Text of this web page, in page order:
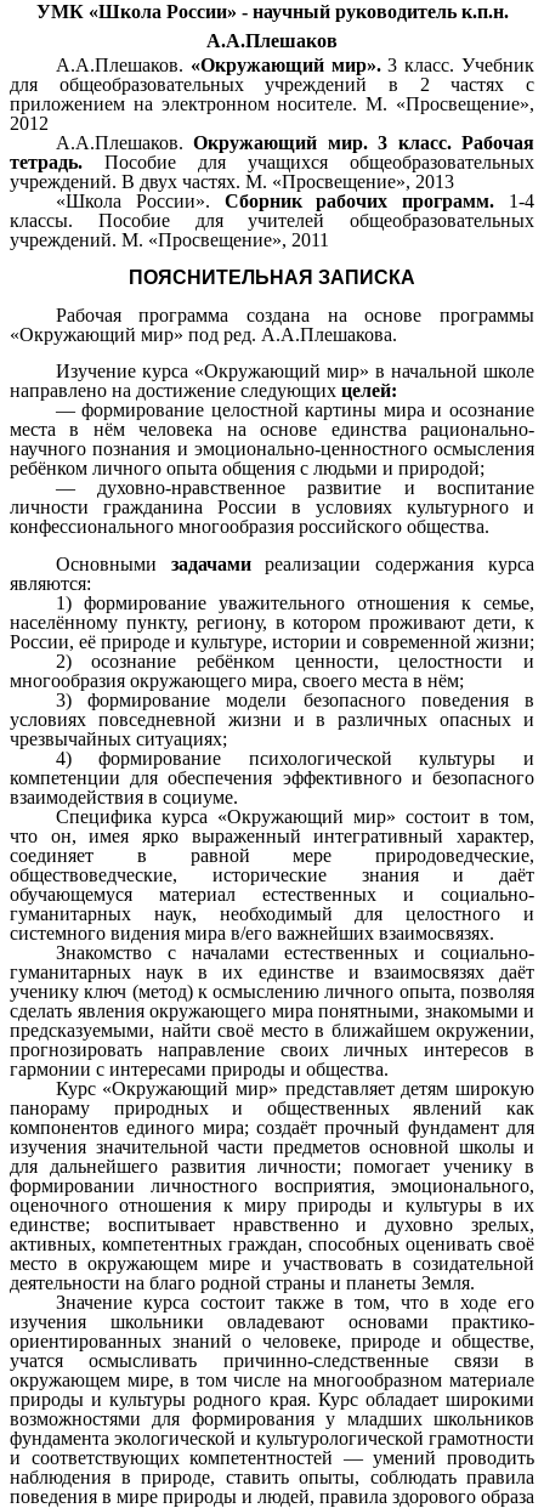
УМК «Школа России» - научный руководитель к.п.н.
А.А.Плешаков
А.А.Плешаков. «Окружающий мир».3 класс. Учебник
для общеобразовательных учреждений в 2 частях с
приложением на электронном носителе. М. «Просвещение»,
2012
А.А.Плешаков.Окружающий мир. 3 класс. Рабочая
тетрадь. Пособие для учащихся общеобразовательных
учреждений. В двух частях. М. «Просвещение», 2013
«Школа России». Сборник рабочих программ. 1-4
классы. Пособие для учителей общеобразовательных
учреждений. М. «Просвещение», 2011
ПОЯСНИТЕЛЬНАЯ ЗАПИСКА
Рабочая программа создана на основе программы
«Окружающий мир» под ред. А.А.Плешакова.
Изучение курса «Окружающий мир» в начальной школе
направлено на достижение следующих целей:
— формирование целостной картины мира и осознание
места в нём человека на основе единства рационально-
научного познания и эмоционально-ценностного осмысления
ребёнком личного опыта общения с людьми и природой;
— духовно-нравственное развитие и воспитание
личности гражданина России в условиях культурного и
конфессионального многообразия российского общества.
Основными задачамиреализации содержания курса
являются:
1) формирование уважительного отношения к семье,
населённому пункту, региону, в котором проживают дети, к
России, её природе и культуре, истории и современной жизни;
2) осознание ребёнком ценности, целостности и
многообразия окружающего мира, своего места в нём;
3) формирование модели безопасного поведения в
условиях повседневной жизни и в различных опасных и
чрезвычайных ситуациях;
4) формирование психологической культуры и
компетенции для обеспечения эффективного и безопасного
взаимодействия в социуме.
Специфика курса «Окружающий мир» состоит в том,
что он, имея ярко выраженный интегративный характер,
соединяет в равной мере природоведческие,
обществоведческие, исторические знания и даёт
обучающемуся материал естественных и социально-
гуманитарных наук, необходимый для целостного и
системного видения мира в/его важнейших взаимосвязях.
Знакомство с началами естественных и социально-
гуманитарных наук в их единстве и взаимосвязях даёт
ученику ключ (метод) к осмыслению личного опыта, позволяя
сделать явления окружающего мира понятными, знакомыми и
предсказуемыми, найти своё место в ближайшем окружении,
прогнозировать направление своих личных интересов в
гармонии с интересами природы и общества.
Курс «Окружающий мир» представляет детям широкую
панораму природных и общественных явлений как
компонентов единого мира; создаёт прочный фундамент для
изучения значительной части предметов основной школы и
для дальнейшего развития личности; помогает ученику в
формировании личностного восприятия, эмоционального,
оценочного отношения к миру природы и культуры в их
единстве; воспитывает нравственно и духовно зрелых,
активных, компетентных граждан, способных оценивать своё
место в окружающем мире и участвовать в созидательной
деятельности на благо родной страны и планеты Земля.
Значение курса состоит также в том, что в ходе его
изучения школьники овладевают основами практико-
ориентированных знаний о человеке, природе и обществе,
учатся осмысливать причинно-следственные связи в
окружающем мире, в том числе на многообразном материале
природы и культуры родного края. Курс обладает широкими
возможностями для формирования у младших школьников
фундамента экологической и культурологической грамотности
и соответствующих компетентностей — умений проводить
наблюдения в природе, ставить опыты, соблюдать правила
поведения в мире природы и людей, правила здорового образа